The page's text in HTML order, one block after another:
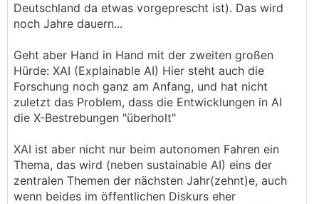
Deutschland da etwas vorgeprescht ist). Das wird
noch Jahre dauern...
Geht aber Hand in Hand mit der zweiten großen
Hürde: XAI (Explainable AI) Hier steht auch die
Forschung noch ganz am Anfang, und hat nicht
zuletzt das Problem, dass die Entwicklungen in AI
die X-Bestrebungen "überholt"
XAI ist aber nicht nur beim autonomen Fahren ein
Thema, das wird (neben sustainable AI) eins der
zentralen Themen der nächsten Jahr(zehnt)e, auch
wenn beides im öffentlichen Diskurs eher